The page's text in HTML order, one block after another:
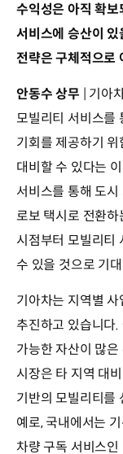
수익성은 아직 확보
서비스에 승산이
전략은 구체적으로
안동수 상무 | 기아
모빌리티 서비스를
기회를 제공하기
대비할 수 있다는
서비스를 통해 도
로보 택시로 전환하
시점부터 모빌리티
수 있을 것으로 기
기아차는 지역별
추진하고 있습니다
가능한 자산이 많
시장은 타 지역 대
기반의 모빌리티를
예로, 국내에서는
차량 구독 서비스